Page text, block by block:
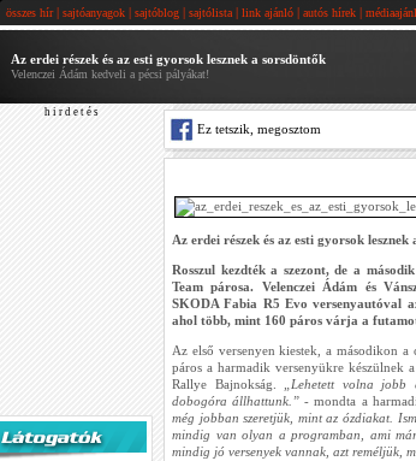
összes hír| sajtóanyagok | sajtóblog | sajtólista | link ajánló | autós hírek |
Az erdei részek és az esti gyorsok lesznek a sorsdöntők
Velenczei Ádám kedveli a pécsi pályákat!
h i r d e t é s
Ez tetszik, megosztom
Az erdei részek és az esti gyorsok
Rosszul kezdték a szezont, de a
Team párosa. Velenczei Ádám és
SKODA Fabia R5 Evo versenyautóval
ahol több, mint 160 páros várja a
Az első versenyen kiestek, a másodikon
páros a harmadik versenyükre készülnek
Rallye Bajnokság. „Lehetett volna jobb
dobogóra állhattunk.” - mondta a
még jobban szeretjük, mint az ózdiakat.
mindig van olyan a programban, ami
mindig jó versenyek vannak, azt reméljük,